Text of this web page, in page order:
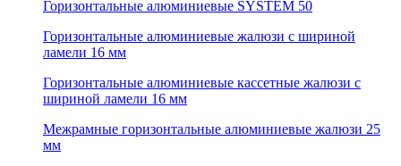
Горизонтальные алюминиевые SYSTEM 50
Горизонтальные алюминиевые жалюзи с шириной
ламели 16 мм
Горизонтальные алюминиевые кассетные жалюзи с
шириной ламели 16 мм
Межрамные горизонтальные алюминиевые жалюзи 25
мм